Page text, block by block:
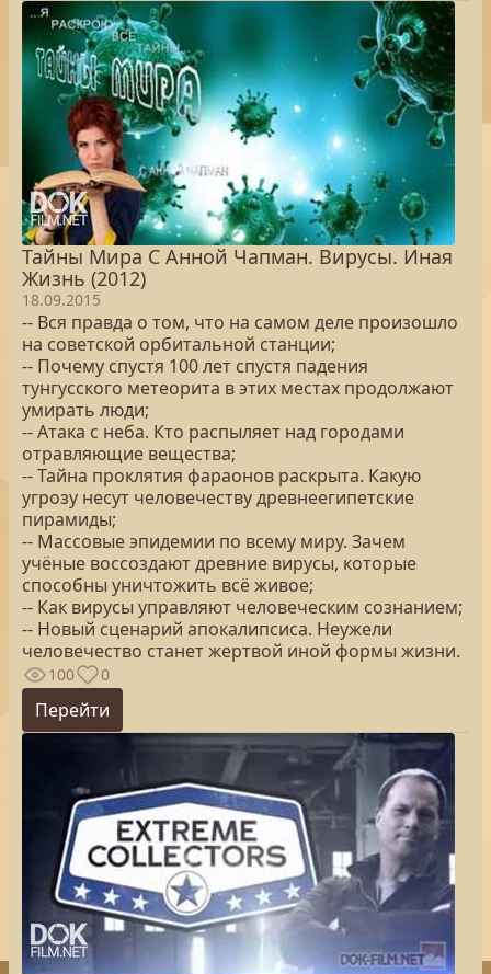
Тайны Мира С Анной Чапман. Вирусы. Иная
Жизнь (2012)
18.09.2015
-- Вся правда о том, что на самом деле произошло
на советской орбитальной станции;
-- Почему спустя 100 лет спустя падения
тунгусского метеорита в этих местах продолжают
умирать люди;
-- Атака с неба. Кто распыляет над городами
отравляющие вещества;
-- Тайна проклятия фараонов раскрыта. Какую
угрозу несут человечеству древнеегипетские
пирамиды;
-- Массовые эпидемии по всему миру. Зачем
учёные воссоздают древние вирусы, которые
способны уничтожить всё живое;
-- Как вирусы управляют человеческим сознанием;
-- Новый сценарий апокалипсиса. Неужели
человечество станет жертвой иной формы жизни.
100 0
Перейти